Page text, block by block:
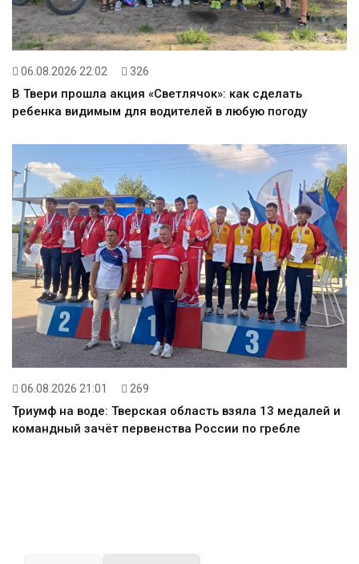
06.08.2026 22:02 326
В Твери прошла акция «Светлячок»: как сделать
ребенка видимым для водителей в любую погоду
06.08.2026 21:01 269
Триумф на воде: Тверская область взяла 13 медалей и
командный зачёт первенства России по гребле